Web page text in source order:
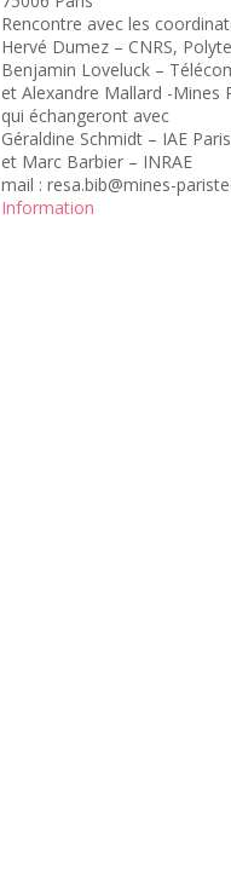
Rencontre avec les
Hervé Dumez – CNRS,
Benjamin Loveluck –
et Alexandre Mallard -Mines
qui échangeront avec
Géraldine Schmidt – IAE
et Marc Barbier – INRAE
mail : resa.bib@mines-
Information